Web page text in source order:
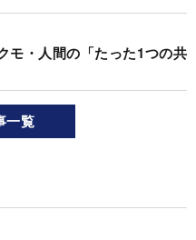
モ・人間の「たった1つの共
一覧